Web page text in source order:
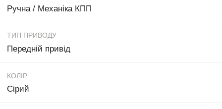
Ручна / Механіка КПП
ТИП ПРИВОДУ
Передній привід
КОЛІР
Сірий